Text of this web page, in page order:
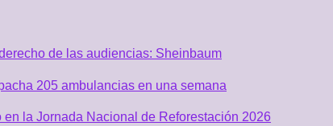
de las audiencias: Sheinbaum
205 ambulancias en una semana
la Jornada Nacional de Reforestación 2026